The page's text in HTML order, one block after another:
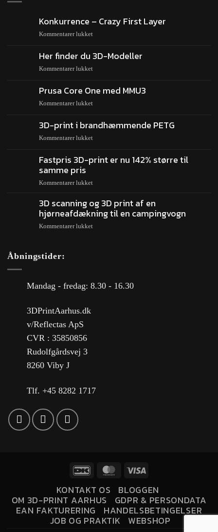
Konkurrence – Crazy First Layer
Kommentarer lukket
Her finder du 3D-Modeller
Kommentarer lukket
Prusa Core One med MMU3
Kommentarer lukket
3D-print i brandhæmmende PETG
Kommentarer lukket
Fastpris 3D-print er nu 142% større til
samme pris
Kommentarer lukket
3D scanning og 3D print af en
hjørneafdækning til en campingvogn
Kommentarer lukket
Åbningstider:
Mandag - fredag: 8.30 - 16.30
3DPrintAarhus.dk
v/Reflectas ApS
CVR : 35850856
Rudolfgårdsvej 3
8260 Viby J
Tlf. +45 8282 1717
KONTAKT OS BLOGGEN
OM 3D-PRINT AARHUS GDPR & PERSONDATA
EAN FAKTURERING HANDELSBETINGELSER
JOB OG PRAKTIK WEBSHOP